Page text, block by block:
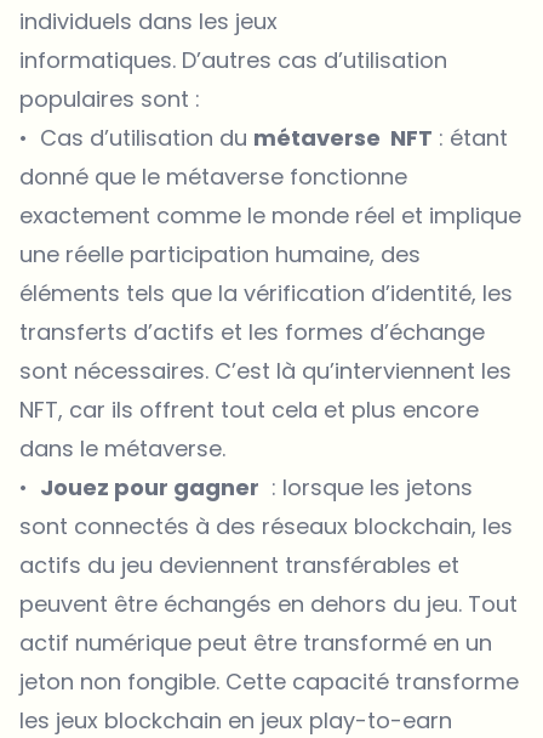
individuels dans les jeux
informatiques. D’autres cas d’utilisation
populaires sont :
• Cas d’utilisation du métaverse NFT : étant
donné que le métaverse fonctionne
exactement comme le monde réel et implique
une réelle participation humaine, des
éléments tels que la vérification d’identité, les
transferts d’actifs et les formes d’échange
sont nécessaires. C’est là qu’interviennent les
NFT, car ils offrent tout cela et plus encore
dans le métaverse.
• Jouez pour gagner : lorsque les jetons
sont connectés à des réseaux blockchain, les
actifs du jeu deviennent transférables et
peuvent être échangés en dehors du jeu. Tout
actif numérique peut être transformé en un
jeton non fongible. Cette capacité transforme
les jeux blockchain en jeux play-to-earn